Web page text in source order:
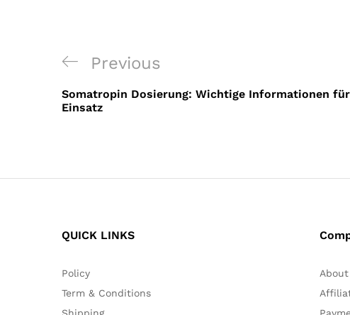
Post
navigation
Previous
Post
Previous
Somatropin Dosierung: Wichtige Informationen
Einsatz
QUICK LINKS
Policy
Term & Conditions
Shipping
About